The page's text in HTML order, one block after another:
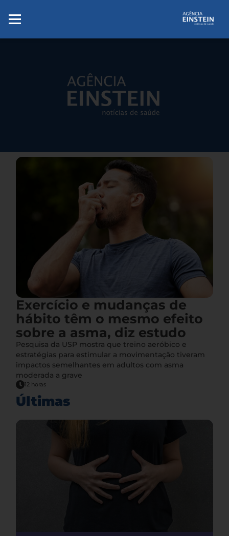
Exercício e mudanças de
hábito têm o mesmo efeito
sobre a asma, diz estudo
Pesquisa da USP mostra que treino aeróbico e
estratégias para estimular a movimentação tiveram
impactos semelhantes em adultos com asma
moderada a grave
12 horas
Últimas